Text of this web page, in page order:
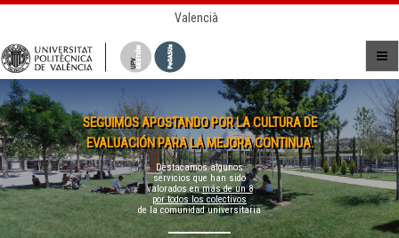
Valencià
SEGUIMOS APOSTANDO POR LA CULTURA DE
EVALUACIÓN PARA LA MEJORA CONTINUA.
Destacamos algunos
servicios que han sido
valorados enmás de un 8
por todos los colectivos
de la comunidad universitaria